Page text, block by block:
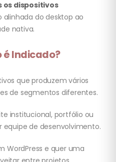
os dispositivos
do desktop ao
nativa.
é Indicado?
que produzem vários
de segmentos diferentes.
institucional, portfólio ou
de desenvolvimento.
WordPress e quer uma